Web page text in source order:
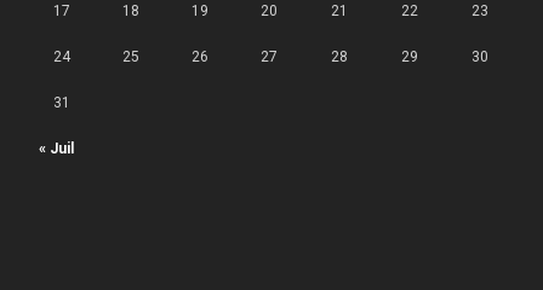
« Juil
17 18 19 20 21 22 23
24 25 26 27 28 29 30
31